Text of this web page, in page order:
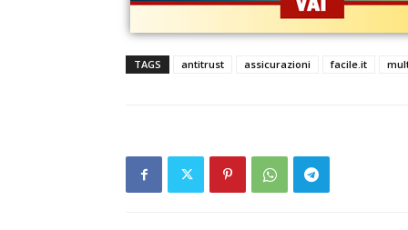
TAGS antitrust assicurazioni facile.it